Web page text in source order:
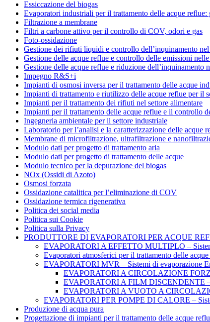
Essiccazione del biogas
Evaporatori industriali per il trattamento delle acque reflue:
Filtrazione a membrane
Filtri a carbone attivo per il controllo di COV, odori e gas
Foto-ossidazione
Gestione dei rifiuti liquidi e controllo dell’inquinamento nel
Gestione delle acque reflue e controllo delle emissioni
Gestione delle acque reflue e riduzione dell’inquinamento
Impegno R&S+i
Impianti di osmosi inversa per il trattamento delle acque
Impianti di trattamento e riutilizzo delle acque reflue per il
Impianti per il trattamento dei rifiuti nel settore alimentare
Impianti per il trattamento delle acque reflue e il controllo
Ingegneria ambientale per il settore industriale
Laboratorio per l’analisi e la caratterizzazione delle acque
Membrane di microfiltrazione, ultrafiltrazione e
Modulo dati per progetto di trattamento aria
Modulo dati per progetto di trattamento delle acque
Modulo tecnico per la depurazione del biogas
NOx (Ossidi di Azoto)
Osmosi forzata
Ossidazione catalitica per l’eliminazione di COV
Ossidazione termica rigenerativa
Politica dei social media
Politica sui Cookie
Politica sulla Privacy
PRODUTTORE DI EVAPORATORI PER ACQUE
EVAPORATORI A EFFETTO MULTIPLO –
Evaporatori atmosferici per il trattamento delle
EVAPORATORI MVR – Sistemi di evaporazione
EVAPORATORI A CIRCOLAZIONE
EVAPORATORI A FILM DISCENDENTE
EVAPORATORI A VUOTO A
EVAPORATORI PER POMPE DI CALORE –
Produzione di acqua pura
Progettazione di impianti per il trattamento delle acque